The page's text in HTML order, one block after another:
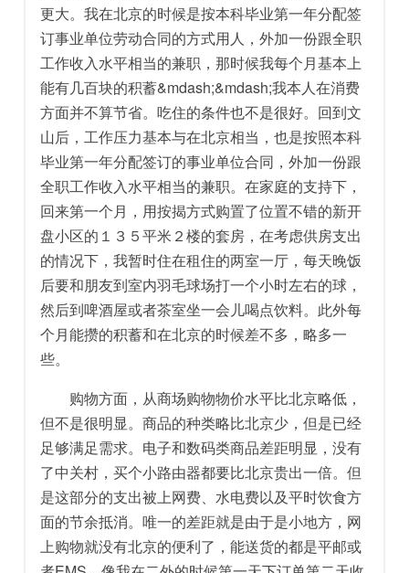
更大。我在北京的时候是按本科毕业第一年分配签
订事业单位劳动合同的方式用人，外加一份跟全职
工作收入水平相当的兼职，那时候我每个月基本上
能有几百块的积蓄&mdash;&mdash;我本人在消费
方面并不算节省。吃住的条件也不是很好。回到文
山后，工作压力基本与在北京相当，也是按照本科
毕业第一年分配签订的事业单位合同，外加一份跟
全职工作收入水平相当的兼职。在家庭的支持下，
回来第一个月，用按揭方式购置了位置不错的新开
盘小区的１３５平米２楼的套房，在考虑供房支出
的情况下，我暂时住在租住的两室一厅，每天晚饭
后要和朋友到室内羽毛球场打一个小时左右的球，
然后到啤酒屋或者茶室坐一会儿喝点饮料。此外每
个月能攒的积蓄和在北京的时候差不多，略多一
些。
购物方面，从商场购物物价水平比北京略低，
但不是很明显。商品的种类略比北京少，但是已经
足够满足需求。电子和数码类商品差距明显，没有
了中关村，买个小路由器都要比北京贵出一倍。但
是这部分的支出被上网费、水电费以及平时饮食方
面的节余抵消。唯一的差距就是由于是小地方，网
上购物就没有北京的便利了，能送货的都是平邮或